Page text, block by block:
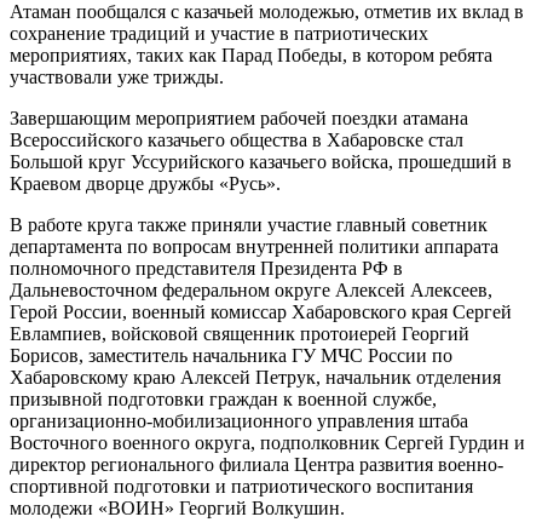
Атаман пообщался с казачьей молодежью, отметив их вклад в
сохранение традиций и участие в патриотических
мероприятиях, таких как Парад Победы, в котором ребята
участвовали уже трижды.
Завершающим мероприятием рабочей поездки атамана
Всероссийского казачьего общества в Хабаровске стал
Большой круг Уссурийского казачьего войска, прошедший в
Краевом дворце дружбы «Русь».
В работе круга также приняли участие главный советник
департамента по вопросам внутренней политики аппарата
полномочного представителя Президента РФ в
Дальневосточном федеральном округе Алексей Алексеев,
Герой России, военный комиссар Хабаровского края Сергей
Евлампиев, войсковой священник протоиерей Георгий
Борисов, заместитель начальника ГУ МЧС России по
Хабаровскому краю Алексей Петрук, начальник отделения
призывной подготовки граждан к военной службе,
организационно-мобилизационного управления штаба
Восточного военного округа, подполковник Сергей Гурдин и
директор регионального филиала Центра развития военно-
спортивной подготовки и патриотического воспитания
молодежи «ВОИН» Георгий Волкушин.